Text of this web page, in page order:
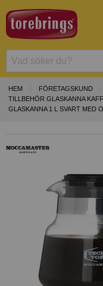
HEM FÖRETAGSKUND
TILLBEHÖR GLASKANNA
GLASKANNA 1 L SVART MED